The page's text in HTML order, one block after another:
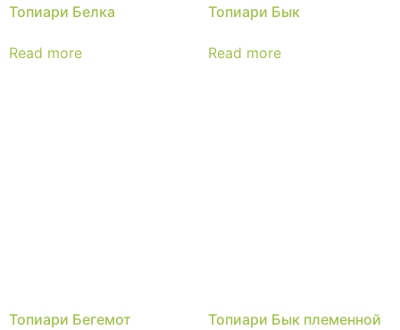
Топиари Белка
Read more
Топиари Бык
Read more
Топиари Бегемот Топиари Бык племенной